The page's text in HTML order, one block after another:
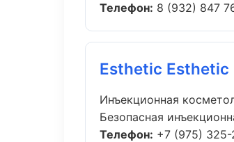
Телефон: 8 (932) 847
Esthetic Esthetic
Инъекционная
Безопасная
Телефон: +7 (975) 325-